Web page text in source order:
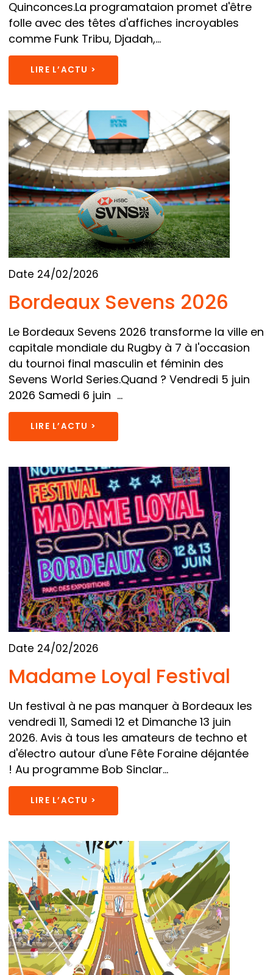
Quinconces.La programataion promet d'être
folle avec des têtes d'affiches incroyables
comme Funk Tribu, Djadah,...
LIRE L’ACTU >
Date 24/02/2026
Bordeaux Sevens 2026
Le Bordeaux Sevens 2026 transforme la ville en
capitale mondiale du Rugby à 7 à l'occasion
du tournoi final masculin et féminin des
Sevens World Series.Quand ? Vendredi 5 juin
2026 Samedi 6 juin ...
LIRE L’ACTU >
Date 24/02/2026
Madame Loyal Festival
Un festival à ne pas manquer à Bordeaux les
vendredi 11, Samedi 12 et Dimanche 13 juin
2026. Avis à tous les amateurs de techno et
d'électro autour d'une Fête Foraine déjantée
! Au programme Bob Sinclar...
LIRE L’ACTU >